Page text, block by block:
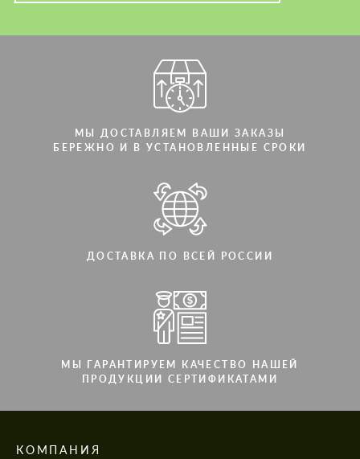
МЫ ДОСТАВЛЯЕМ ВАШИ ЗАКАЗЫ
БЕРЕЖНО И В УСТАНОВЛЕННЫЕ СРОКИ
ДОСТАВКА ПО ВСЕЙ РОССИИ
МЫ ГАРАНТИРУЕМ КАЧЕСТВО НАШЕЙ
ПРОДУКЦИИ СЕРТИФИКАТАМИ
КОМПАНИЯ